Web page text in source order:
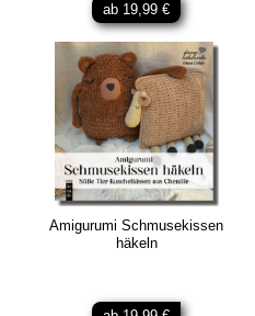
ab 19,99 €
Amigurumi Schmusekissen
häkeln